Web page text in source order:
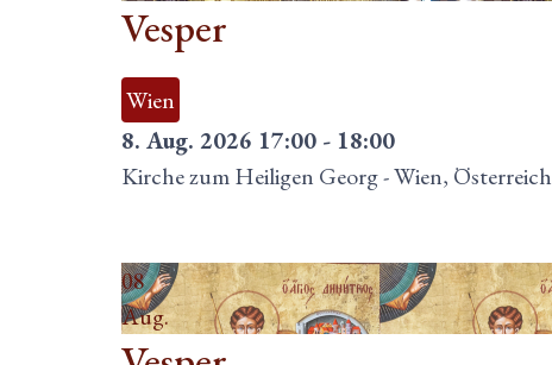
Vesper
Wien
8. Aug. 2026 17:00 - 18:00
Kirche zum Heiligen Georg-Wien, Österreich
08
Aug.